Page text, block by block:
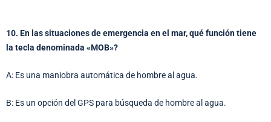
10. En las situaciones de emergencia en el mar, qué función tiene
la tecla denominada «MOB»?
A: Es una maniobra automática de hombre al agua.
B: Es un opción del GPS para búsqueda de hombre al agua.